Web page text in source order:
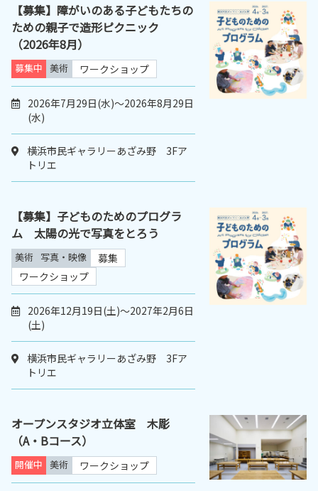
【募集】障がいのある子どもたちの
ための親子で造形ピクニック
（2026年8月）
募集中 美術 ワークショップ
2026年7月29日(水)～2026年8月29日
(水)
横浜市民ギャラリーあざみ野 3Fア
トリエ
【募集】子どものためのプログラ
ム 太陽の光で写真をとろう
美術 写真・映像
募集
ワークショップ
2026年12月19日(土)～2027年2月6日
(土)
横浜市民ギャラリーあざみ野 3Fア
トリエ
オープンスタジオ立体室 木彫
（A・Bコース）
開催中 美術 ワークショップ